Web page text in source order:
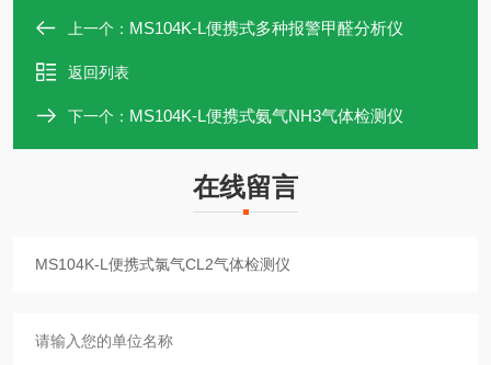
上一个： MS104K-L便携式多种报警甲醛分析仪
返回列表
下一个： MS104K-L便携式氨气NH3气体检测仪
在线留言